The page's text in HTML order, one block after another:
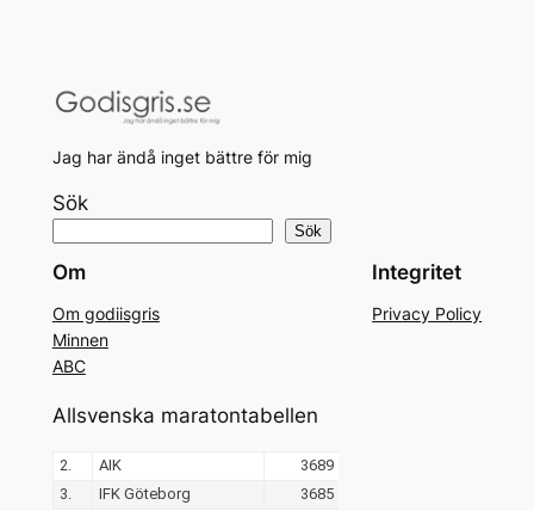
Jag har ändå inget bättre för mig
Sök
Sök
Om
Om godiisgris
Minnen
ABC
Integritet
Privacy Policy
Allsvenska maratontabellen